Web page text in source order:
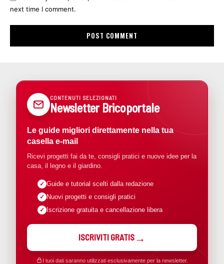
next time I comment.
CONTENUTI SELEZIONATI
Newsletter Bricoportale
Le guide migliori direttamente nella tua
casella e-mail
Ricevi progetti fai da te, consigli pratici e nuove idee per la
casa, il legno e il giardino.
Guide e tutorial scelti dalla redazione
Nuovi progetti e consigli pratici
Iscrizione gratuita e cancellazione libera
ISCRIVITI GRATIS
I tuoi dati saranno utilizzati esclusivamente per la newsletter.